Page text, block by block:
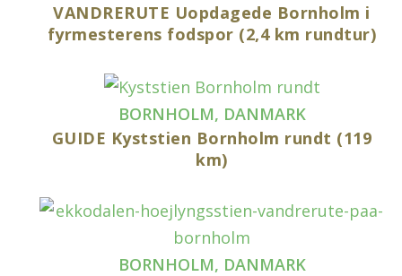
VANDRERUTE Uopdagede Bornholm i
fyrmesterens fodspor (2,4 km rundtur)
BORNHOLM, DANMARK
GUIDE Kyststien Bornholm rundt (119
km)
BORNHOLM, DANMARK